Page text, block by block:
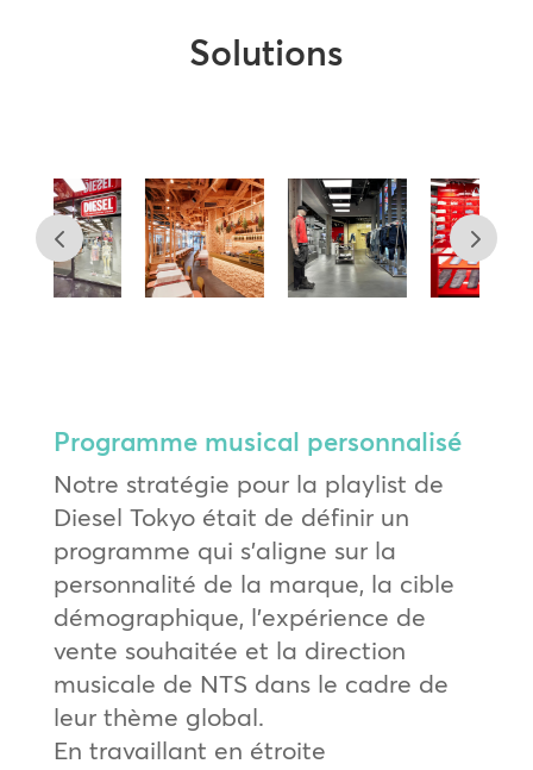
Solutions
Programme musical personnalisé
Notre stratégie pour la playlist de
Diesel Tokyo était de définir un
programme qui s’aligne sur la
personnalité de la marque, la cible
démographique, l’expérience de
vente souhaitée et la direction
musicale de NTS dans le cadre de
leur thème global.
En travaillant en étroite